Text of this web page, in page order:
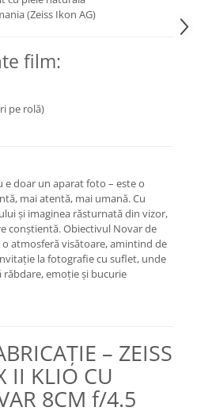
(Zeiss Ikon AG)
film:
pe rolă)
e doar un aparat foto – este o
mai atentă, mai umană. Cu
și imaginea răsturnată din vizor,
conștientă. Obiectivul Novar de
atmosferă visătoare, amintind de
la fotografie cu suflet, unde
emoție și bucurie
– ZEISS
II KLIO CU
8CM f/4.5